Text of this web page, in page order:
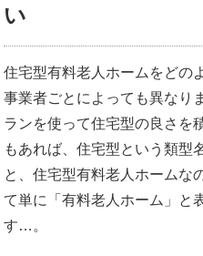
い
住宅型有料老人ホームをどの
事業者ごとによっても異なり
ランを使って住宅型の良さを
もあれば、住宅型という類型
と、住宅型有料老人ホームな
て単に「有料老人ホーム」と
す…。